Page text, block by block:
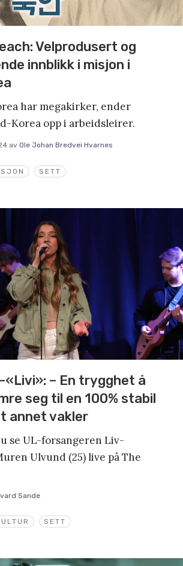
SETT
Velprodusert og
innblikk i misjon i
har megakirker, ender
Korea opp i arbeidsleirer.
av Ole Johan Bredvei Hvarnes
SETT
«Livi»: – En trygghet å
seg til en 100% stabil
annet vakler
se UL-forsangeren Liv-
Ulvund (25) live på The
Sande